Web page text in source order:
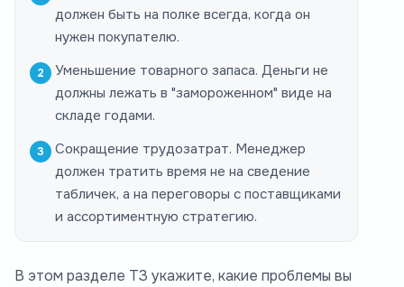
должен быть на полке всегда, когда он
нужен покупателю.
Уменьшение товарного запаса. Деньги не
должны лежать в "замороженном" виде на
складе годами.
Сокращение трудозатрат. Менеджер
должен тратить время не на сведение
табличек, а на переговоры с поставщиками
и ассортиментную стратегию.
В этом разделе ТЗ укажите, какие проблемы вы